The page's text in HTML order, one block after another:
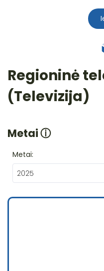
Regioninė
(Televizija)
Metaiⓘ
Metai:
2025